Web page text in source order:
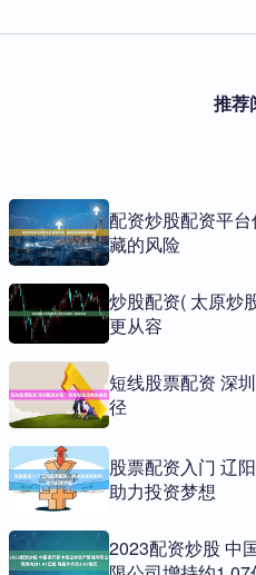
推荐
配资炒股配资平
藏的风险
炒股配资( 太原炒
更从容
短线股票配资 深
径
股票配资入门 辽
助力投资梦想
2023配资炒股 中